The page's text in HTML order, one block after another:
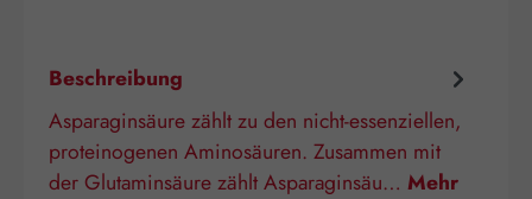
Beschreibung
Asparaginsäure zählt zu den nicht-essenziellen,
proteinogenen Aminosäuren. Zusammen mit
der Glutaminsäure zählt Asparaginsäu… Mehr